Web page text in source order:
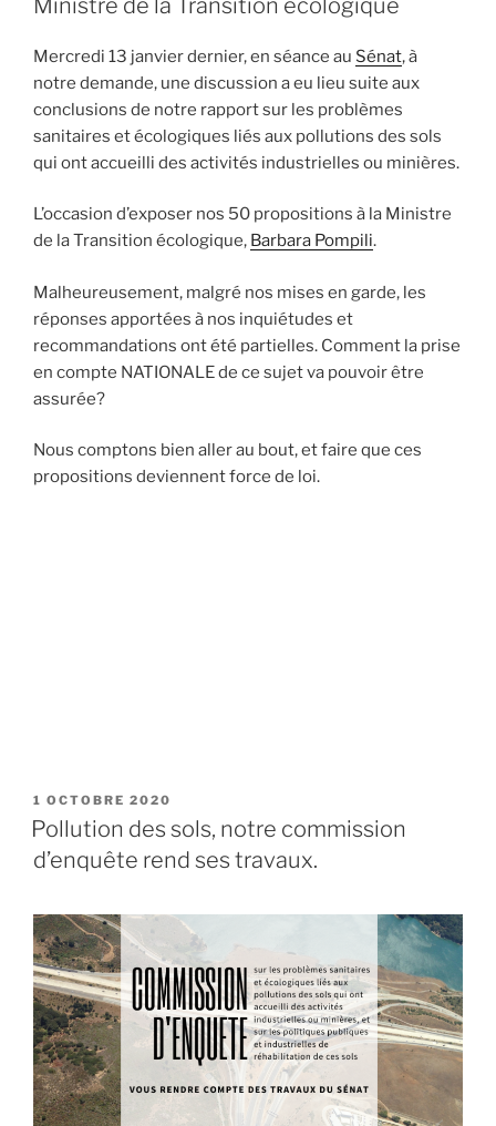
l’Etat,
épisodes
de
pollution
environnementale,
créons
observatoires
régionaux
santé
Mercredi 13 janvier dernier, en séance au Sénat, à
notre demande, une discussion a eu lieu suite aux
conclusions de notre rapport sur les problèmes
sanitaires et écologiques liés aux pollutions des sols
qui ont accueilli des activités industrielles ou minières.
L’occasion d’exposer nos 50 propositions à la Ministre
de la Transition écologique, Barbara Pompili.
Malheureusement, malgré nos mises en garde, les
réponses apportées à nos inquiétudes et
recommandations ont été partielles. Comment la prise
en compte NATIONALE de ce sujet va pouvoir être
assurée?
Nous comptons bien aller au bout, et faire que ces
propositions deviennent force de loi.
PUBLIÉ
LE
1 OCTOBRE 2020
Pollution des sols, notre commission
d’enquête rend ses travaux.